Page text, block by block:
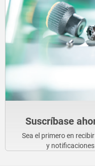
Suscríbase
Sea el primero en
y